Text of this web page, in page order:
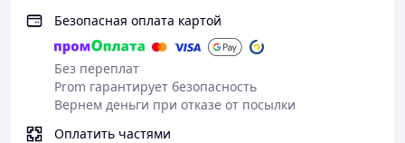
Безопасная оплата картой
Без переплат
Prom гарантирует безопасность
Вернем деньги при отказе от посылки
Оплатить частями